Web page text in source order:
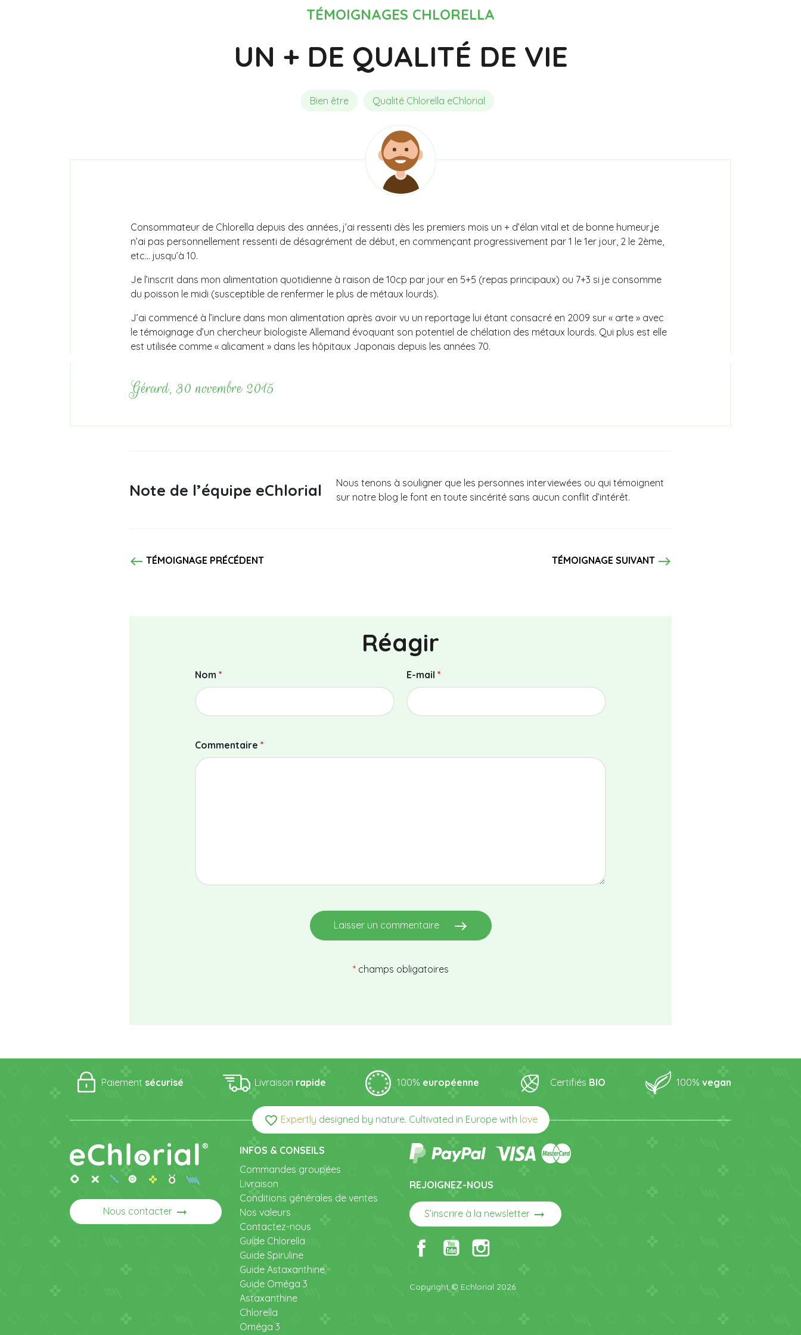
TÉMOIGNAGES CHLORELLA
UN + DE QUALITÉ DE VIE
Bien être Qualité Chlorella eChlorial
Consommateur de Chlorella depuis des années, j’ai ressenti dès les premiers mois un + d’élan vital et de bonne humeur,je
n’ai pas personnellement ressenti de désagrément de début, en commençant progressivement par 1 le 1er jour, 2 le 2ème,
etc… jusqu’à 10.
Je l’inscrit dans mon alimentation quotidienne à raison de 10cp par jour en 5+5 (repas principaux) ou 7+3 si je consomme
du poisson le midi (susceptible de renfermer le plus de métaux lourds).
J’ai commencé à l’inclure dans mon alimentation après avoir vu un reportage lui étant consacré en 2009 sur « arte » avec
le témoignage d’un chercheur biologiste Allemand évoquant son potentiel de chélation des métaux lourds. Qui plus est elle
est utilisée comme « alicament » dans les hôpitaux Japonais depuis les années 70.
Gérard, 30 novembre 2015
Note de l’équipe eChlorial
Nous tenons à souligner que les personnes interviewées ou qui témoignent
sur notre blog le font en toute sincérité sans aucun conflit d’intérêt.
west TÉMOIGNAGE PRÉCÉDENT TÉMOIGNAGE SUIVANT east
Réagir
Nom * E-mail *
Commentaire *
Laisser un commentaire east
* champs obligatoires
Paiement sécurisé Livraison rapide 100% européenne Certifiés BIO 100% vegan
favorite_border Expertly designed by nature. Cultivated in Europe with love
Nous contacter arrow_right_alt
INFOS & CONSEILS
Commandes groupées
Livraison
Conditions générales de ventes
Nos valeurs
Contactez-nous
Guide Chlorella
Guide Spiruline
Guide Astaxanthine
Guide Oméga 3
Astaxanthine
Chlorella
Oméga 3
REJOIGNEZ-NOUS
S’inscrire à la newsletter arrow_right_alt
Copyright © Echlorial 2026